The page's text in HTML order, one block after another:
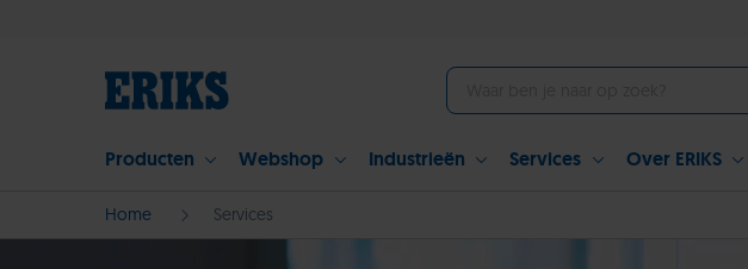
Producten Webshop Industrieën Services Over ERIKS
Home Services